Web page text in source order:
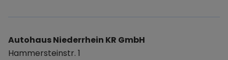
Autohaus Niederrhein KR GmbH
Hammersteinstr. 1